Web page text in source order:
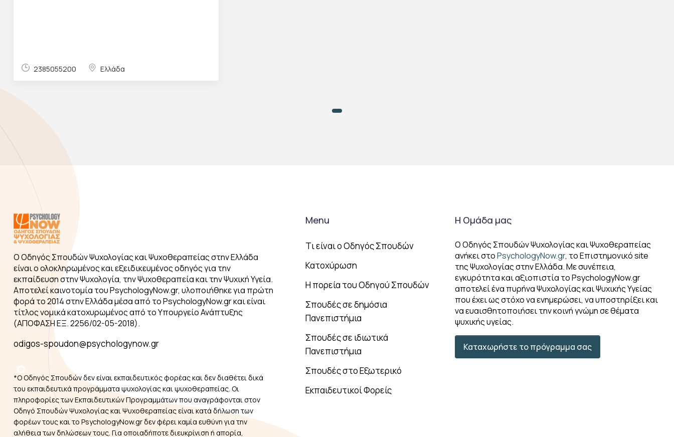
2385055200 Ελλάδα
Ο Οδηγός Σπουδών Ψυχολογίας και Ψυχοθεραπείας στην Ελλάδα
είναι ο ολοκληρωμένος και εξειδικευμένος οδηγός για την
εκπαίδευση στην Ψυχολογία, την Ψυχοθεραπεία και την Ψυχική Υγεία.
Αποτελεί καινοτομία του PsychologyNow.gr, υλοποιήθηκε για πρώτη
φορά το 2014 στην Ελλάδα μέσα από το PsychologyNow.gr και είναι
τίτλος νομικά κατοχυρωμένος από το Υπουργείο Ανάπτυξης
(ΑΠΟΦΑΣΗ ΕΞ. 2256/02-05-2018).
odigos-spoudon@psychologynow.gr
*Ο Οδηγός Σπουδών δεν είναι εκπαιδευτικός φορέας και δεν διαθέτει δικά
του εκπαιδευτικά προγράμματα ψυχολογίας και ψυχοθεραπείας. Οι
πληροφορίες των Εκπαιδευτικών Προγραμμάτων που αναγράφονται στον
Οδηγό Σπουδών Ψυχολογίας και Ψυχοθεραπείας είναι κατά δήλωση των
φορέων τους και το PsychologyNow.gr δεν φέρει καμία ευθύνη για την
αλήθεια των δηλώσεων τους. Για οποιαδήποτε διευκρίνιση ή απορία,
Menu
Tι είναι ο Οδηγός Σπουδών
Κατοχύρωση
Η πορεία του Οδηγού Σπουδών
Σπουδές σε δημόσια
Πανεπιστήμια
Σπουδές σε ιδιωτικά
Πανεπιστήμια
Σπουδές στο Εξωτερικό
Εκπαιδευτικοί Φορείς
Η Ομάδα μας
Ο Οδηγός Σπουδών Ψυχολογίας και Ψυχοθεραπείας
ανήκει στοPsychologyNow.gr, το Επιστημονικό site
της Ψυχολογίας στην Ελλάδα. Με συνέπεια,
εγκυρότητα και αξιοπιστία το PsychologyΝow.gr
αποτελεί ένα πυρήνα Ψυχολογίας και Ψυχικής Υγείας
που έχει ως στόχο να ενημερώσει, να υποστηρίξει και
να ευαισθητοποιήσει την κοινή γνώμη σε θέματα
ψυχικής υγείας.
Καταχωρήστε το πρόγραμμα σας